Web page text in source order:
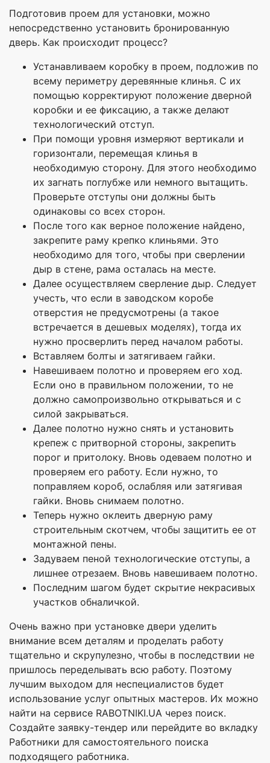
Подготовив проем для установки, можно
непосредственно установить бронированную
дверь. Как происходит процесс?
Устанавливаем коробку в проем, подложив по
всему периметру деревянные клинья. С их
помощью корректируют положение дверной
коробки и ее фиксацию, а также делают
технологический отступ.
При помощи уровня измеряют вертикали и
горизонтали, перемещая клинья в
необходимую сторону. Для этого необходимо
их загнать поглубже или немного вытащить.
Проверьте отступы они должны быть
одинаковы со всех сторон.
После того как верное положение найдено,
закрепите раму крепко клиньями. Это
необходимо для того, чтобы при сверлении
дыр в стене, рама осталась на месте.
Далее осуществляем сверление дыр. Следует
учесть, что если в заводском коробе
отверстия не предусмотрены (а такое
встречается в дешевых моделях), тогда их
нужно просверлить перед началом работы.
Вставляем болты и затягиваем гайки.
Навешиваем полотно и проверяем его ход.
Если оно в правильном положении, то не
должно самопроизвольно открываться и с
силой закрываться.
Далее полотно нужно снять и установить
крепеж с притворной стороны, закрепить
порог и притолоку. Вновь одеваем полотно и
проверяем его работу. Если нужно, то
поправляем короб, ослабляя или затягивая
гайки. Вновь снимаем полотно.
Теперь нужно оклеить дверную раму
строительным скотчем, чтобы защитить ее от
монтажной пены.
Задуваем пеной технологические отступы, а
лишнее отрезаем. Вновь навешиваем полотно.
Последним шагом будет скрытие некрасивых
участков обналичкой.
Очень важно при установке двери уделить
внимание всем деталям и проделать работу
тщательно и скрупулезно, чтобы в последствии не
пришлось переделывать всю работу. Поэтому
лучшим выходом для неспециалистов будет
использование услуг опытных мастеров. Их можно
найти на сервисе RABOTNIKI.UA через поиск.
Создайте заявку-тендер или перейдите во вкладку
Работники для самостоятельного поиска
подходящего работника.